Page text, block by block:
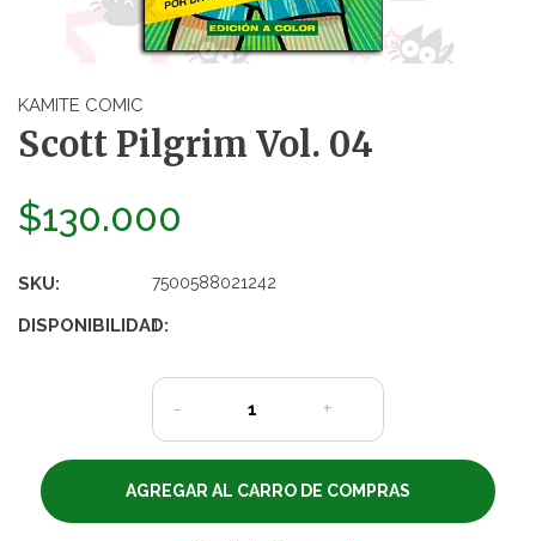
KAMITE COMIC
Scott Pilgrim Vol. 04
$130.000
SKU: 7500588021242
DISPONIBILIDAD:
1
- +